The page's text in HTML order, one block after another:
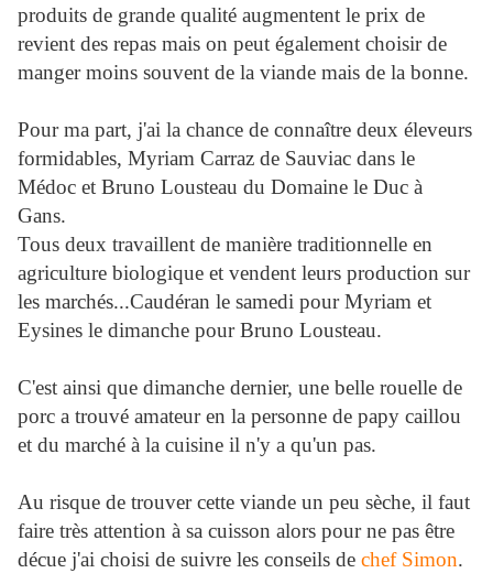
produits de grande qualité augmentent le prix de
revient des repas mais on peut également choisir de
manger moins souvent de la viande mais de la bonne.
Pour ma part, j'ai la chance de connaître deux éleveurs
formidables, Myriam Carraz de Sauviac dans le
Médoc et Bruno Lousteau du Domaine le Duc à
Gans.
Tous deux travaillent de manière traditionnelle en
agriculture biologique et vendent leurs production sur
les marchés...Caudéran le samedi pour Myriam et
Eysines le dimanche pour Bruno Lousteau.
C'est ainsi que dimanche dernier, une belle rouelle de
porc a trouvé amateur en la personne de papy caillou
et du marché à la cuisine il n'y a qu'un pas.
Au risque de trouver cette viande un peu sèche, il faut
faire très attention à sa cuisson alors pour ne pas être
décue j'ai choisi de suivre les conseils de chef Simon.